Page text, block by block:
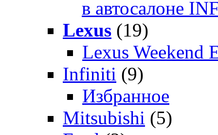
в автосалоне
Lexus (19)
Lexus Weekend
Infiniti (9)
Избранное
Mitsubishi (5)